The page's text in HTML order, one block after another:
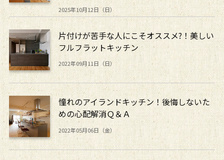
2025年10月12日（日）
片付けが苦手な人にこそオススメ?！美しい
フルフラットキッチン
2022年09月11日（日）
憧れのアイランドキッチン！後悔しないた
めの心配解消Ｑ＆Ａ
2022年05月06日（金）